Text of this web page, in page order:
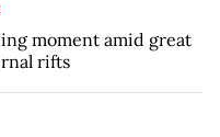
moment amid great
rifts